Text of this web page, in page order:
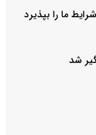
ما را بپذیرد
شد